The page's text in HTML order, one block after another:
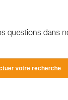
questions dans
votre recherche